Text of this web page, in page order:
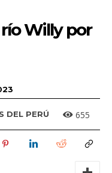
Willy por
DEL PERÚ 655